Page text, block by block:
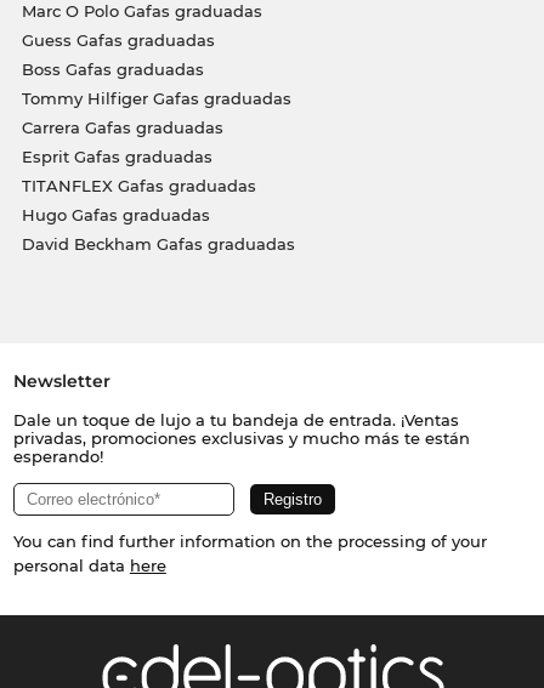
Marc O Polo Gafas graduadas
Guess Gafas graduadas
Boss Gafas graduadas
Tommy Hilfiger Gafas graduadas
Carrera Gafas graduadas
Esprit Gafas graduadas
TITANFLEX Gafas graduadas
Hugo Gafas graduadas
David Beckham Gafas graduadas
Newsletter
Dale un toque de lujo a tu bandeja de entrada. ¡Ventas
privadas, promociones exclusivas y mucho más te están
esperando!
You can find further information on the processing of your
personal data here